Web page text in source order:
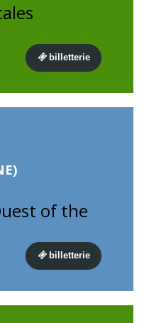
billetterie
of the
billetterie